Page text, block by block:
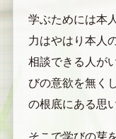
学ぶためには本
力はやはり本人
相談できる人が
びの意欲を無く
の根底にある思
そこで学びの芽